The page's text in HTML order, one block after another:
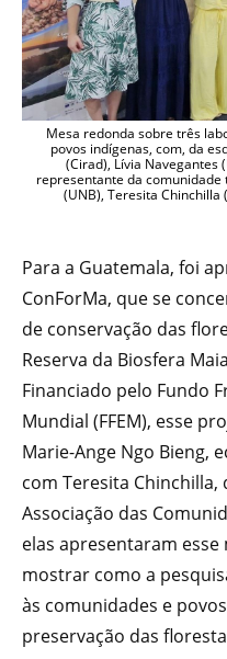
Mesa redonda sobre três
povos indígenas, com, da
(Cirad), Lívia Navegantes
representante da
(UNB), Teresita
Para a Guatemala, foi
ConForMa, que se
de conservação das
Reserva da Biosfera
Financiado pelo Fundo
Mundial (FFEM), esse
Marie-Ange Ngo Bieng,
com Teresita
Associação das
elas apresentaram
mostrar como a
às comunidades e
preservação das